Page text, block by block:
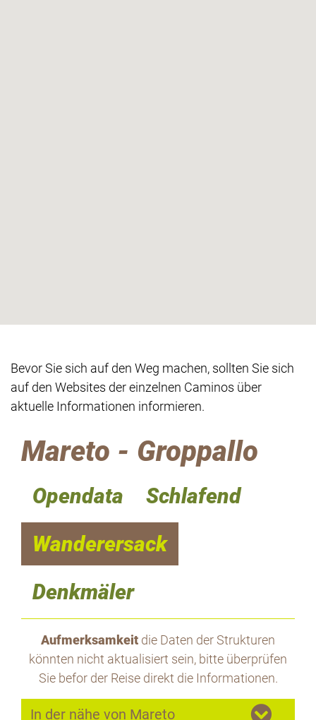
Bevor Sie sich auf den Weg machen, sollten Sie sich
auf den Websites der einzelnen Caminos über
aktuelle Informationen informieren.
Mareto - Groppallo
Opendata
Schlafend
Wanderersack
Denkmäler
Aufmerksamkeit die Daten der Strukturen
könnten nicht aktualisiert sein, bitte überprüfen
Sie befor der Reise direkt die Informationen.
In der nähe von Mareto